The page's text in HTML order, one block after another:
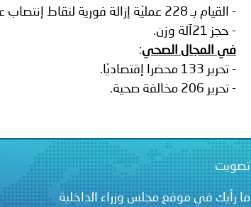
- القيام بـ 228 عمليّة إزالة فورية لنقاط إنتصاب عشوائية.
- حجز 21آلة وزن.
في المجال الصحي:
- تحرير 133 محضرا إقتصاديّا.
- تحرير 206 مخالفة صحية.
تصويت
ما رأيك في موقع مجلس وزراء الداخلية